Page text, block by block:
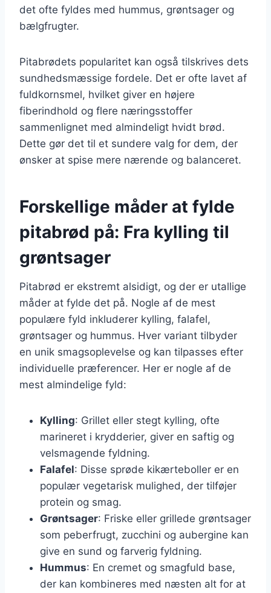
det ofte fyldes med hummus, grøntsager og
bælgfrugter.
Pitabrødets popularitet kan også tilskrives dets
sundhedsmæssige fordele. Det er ofte lavet af
fuldkornsmel, hvilket giver en højere
fiberindhold og flere næringsstoffer
sammenlignet med almindeligt hvidt brød.
Dette gør det til et sundere valg for dem, der
ønsker at spise mere nærende og balanceret.
Forskellige måder at fylde
pitabrød på: Fra kylling til
grøntsager
Pitabrød er ekstremt alsidigt, og der er utallige
måder at fylde det på. Nogle af de mest
populære fyld inkluderer kylling, falafel,
grøntsager og hummus. Hver variant tilbyder
en unik smagsoplevelse og kan tilpasses efter
individuelle præferencer. Her er nogle af de
mest almindelige fyld:
Kylling: Grillet eller stegt kylling, ofte
marineret i krydderier, giver en saftig og
velsmagende fyldning.
Falafel: Disse sprøde kikærteboller er en
populær vegetarisk mulighed, der tilføjer
protein og smag.
Grøntsager: Friske eller grillede grøntsager
som peberfrugt, zucchini og aubergine kan
give en sund og farverig fyldning.
Hummus: En cremet og smagfuld base,
der kan kombineres med næsten alt for at